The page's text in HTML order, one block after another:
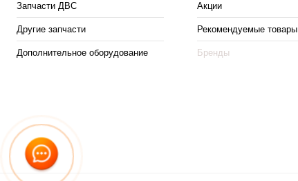
Запчасти ДВС
Другие запчасти
Дополнительное оборудование
Акции
Рекомендуемые товары
Бренды